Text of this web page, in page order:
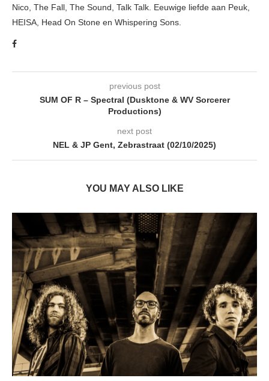
Nico, The Fall, The Sound, Talk Talk. Eeuwige liefde aan Peuk,
HEISA, Head On Stone en Whispering Sons.
previous post
SUM OF R – Spectral (Dusktone & WV Sorcerer
Productions)
next post
NEL & JP Gent, Zebrastraat (02/10/2025)
YOU MAY ALSO LIKE